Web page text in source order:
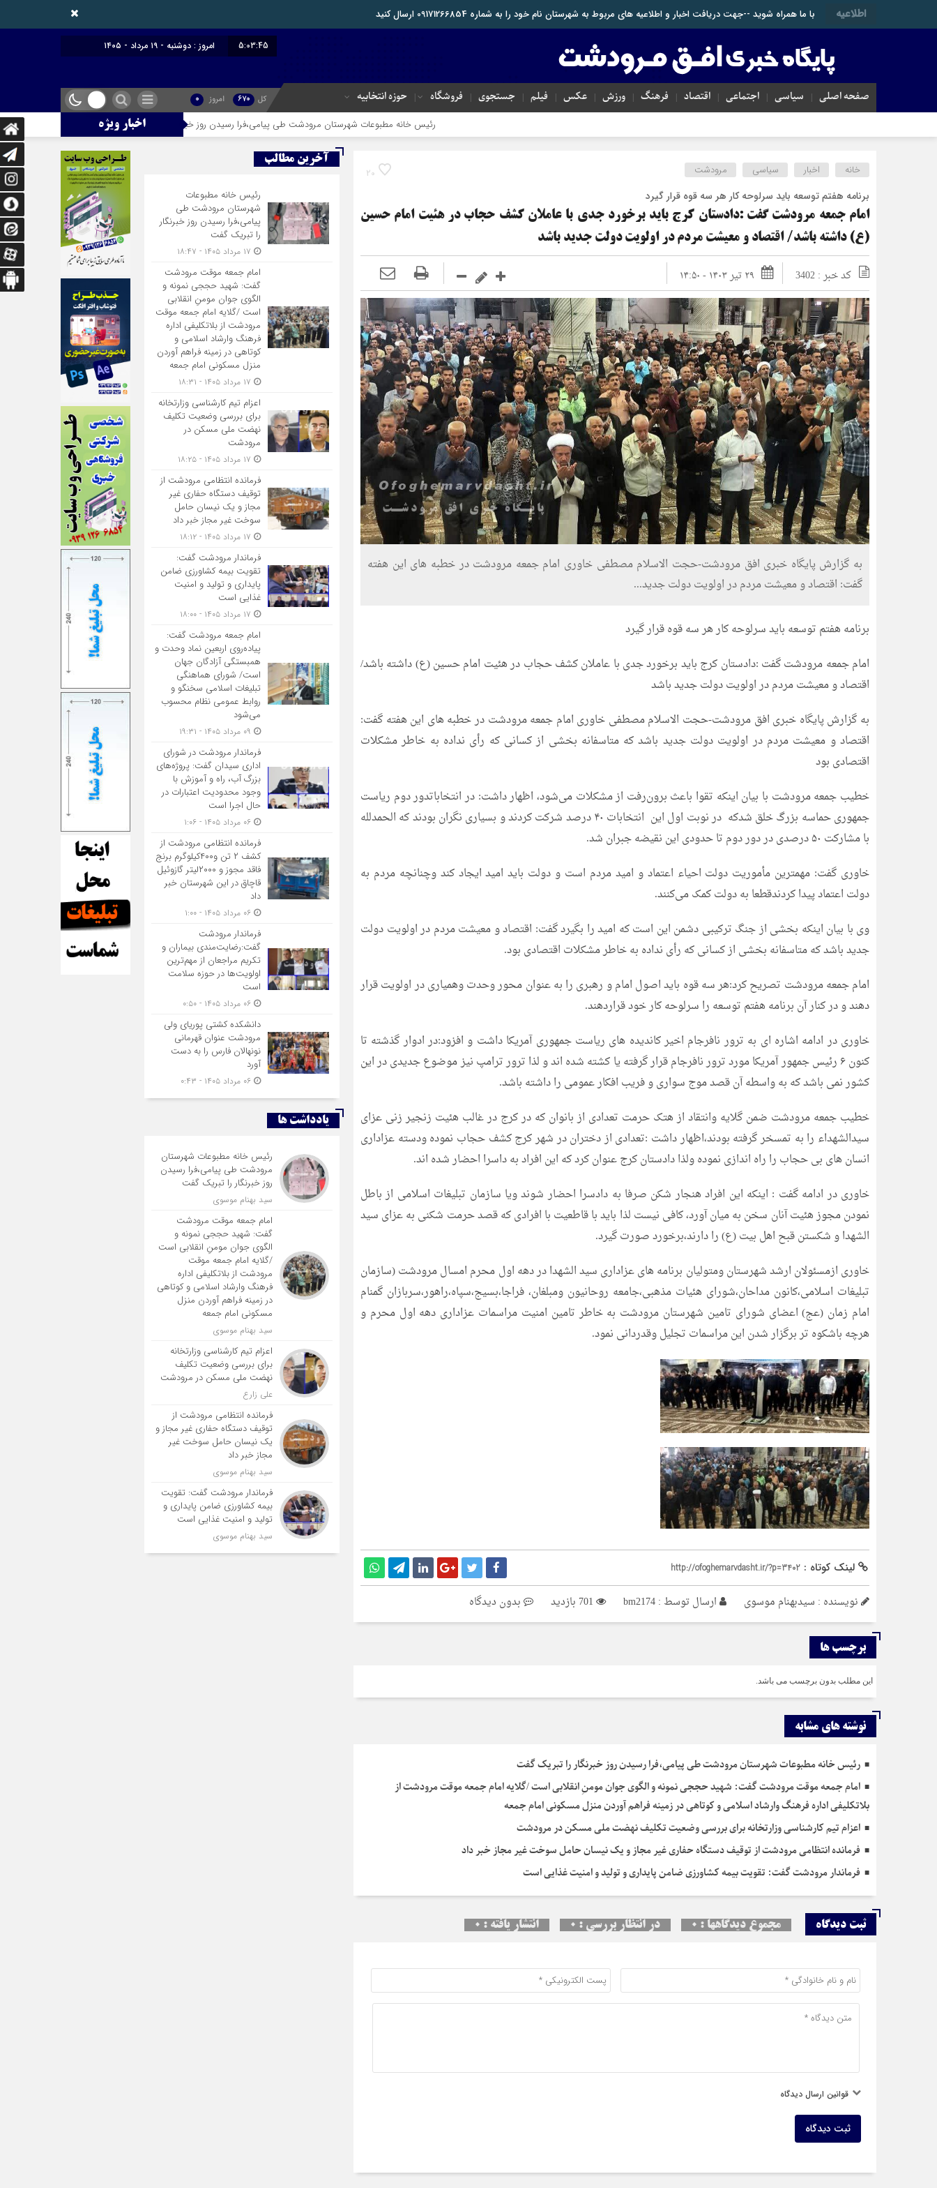
اطلاعیه با ما همراه شوید --جهت دریافت اخبار و اطلاعیه های مربوط به شهرستان نام خود را به شماره 09171266854 ارسال کنید
5:03:46 امروز : دوشنبه - ۱۹ مرداد - ۱۴۰۵
صفحه اصلی سیاسی اجتماعی اقتصاد فرهنگ ورزش عکس فیلم جستجوی فروشگاه حوزه انتخابیه کل 670 امروز 0
اخبار ویژه رئیس خانه مطبوعات شهرستان مرودشت طی پیامی،فرا رسیدن روز خبرنگار را تبریک گفت امام جمعه موقت مرودشت گفت: شهید
20 خانه اخبار سیاسی مرودشت
برنامه هفتم توسعه باید سرلوحه کار هر سه قوه قرار گیرد
امام جمعه مرودشت گفت :دادستان کرج باید برخورد جدی با عاملان کشف حجاب در هئیت امام حسین
(ع) داشته باشد/ اقتصاد و معیشت مردم در اولویت دولت جدید باشد
کد خبر : 3402 ۲۹ تیر ۱۴۰۳ - ۱۴:۵۰
به گزارش پایگاه خبری افق مرودشت-حجت الاسلام مصطفی خاوری امام جمعه مرودشت در خطبه های این هفته
گفت: اقتصاد و معیشت مردم در اولویت دولت جدید...
برنامه هفتم توسعه باید سرلوحه کار هر سه قوه قرار گیرد
امام جمعه مرودشت گفت :دادستان کرج باید برخورد جدی با عاملان کشف حجاب در هئیت امام حسین (ع) داشته باشد/
اقتصاد و معیشت مردم در اولویت دولت جدید باشد
به گزارش پایگاه خبری افق مرودشت-حجت الاسلام مصطفی خاوری امام جمعه مرودشت در خطبه های این هفته گفت:
اقتصاد و معیشت مردم در اولویت دولت جدید باشد که متاسفانه بخشی از کسانی که رأی نداده به خاطر مشکلات
اقتصادی بود
خطیب جمعه مرودشت با بیان اینکه تقوا باعث برون‌رفت از مشکلات می‌شود، اظهار داشت: در انتخاباتدور دوم ریاست
جمهوری حماسه بزرگ خلق شدکه در نوبت اول این انتخابات ۴۰ درصد شرکت کردند و بسیاری نگران بودند که الحمدلله
با مشارکت ۵۰ درصدی در دور دوم تا حدودی این نقیضه جبران شد.
خاوری گفت: مهمترین مأموریت دولت احیاء اعتماد و امید مردم است و دولت باید امید ایجاد کند وچنانچه مردم به
دولت اعتماد پیدا کردندقطعا به دولت کمک می‌کنند.
وی با بیان اینکه بخشی از جنگ ترکیبی دشمن این است که امید را بگیرد گفت: اقتصاد و معیشت مردم در اولویت دولت
جدید باشد که متاسفانه بخشی از کسانی که رأی نداده به خاطر مشکلات اقتصادی بود.
امام جمعه مرودشت تصریح کرد:هر سه قوه باید اصول امام و رهبری را به عنوان محور وحدت وهمیاری در اولویت قرار
دهند و در کنار آن برنامه هفتم توسعه را سرلوحه کار خود قراردهند.
خاوری در ادامه اشاره ای به ترور نافرجام اخیر کاندیده های ریاست جمهوری آمریکا داشت و افزود:در ادوار گذشته تا
کنون ۶ رئیس جمهور آمریکا مورد ترور نافرجام قرار گرفته یا کشته شده اند و لذا ترور ترامپ نیز موضوع جدیدی در این
کشور نمی باشد که به واسطه آن قصد موج سواری و فریب افکار عمومی را داشته باشد.
خطیب جمعه مرودشت ضمن گلایه وانتقاد از هتک حرمت تعدادی از بانوان که در کرج در غالب هئیت زنجیر زنی عزای
سیدالشهداء را به تمسخر گرفته بودند،اظهار داشت :تعدادی از دختران در شهر کرج کشف حجاب نموده ودسته عزاداری
انسان های بی حجاب را راه اندازی نموده ولذا دادستان کرج عنوان کرد که این افراد به داسرا احضار شده اند.
خاوری در ادامه گفت : اینکه این افراد هنجار شکن صرفا به دادسرا احضار شوند ویا سازمان تبلیغات اسلامی از باطل
نمودن مجوز هئیت آنان سخن به میان آورد، کافی نیست لذا باید با قاطعیت با افرادی که قصد حرمت شکنی به عزای سید
الشهدا و شکستن قبح اهل بیت (ع) را دارند،برخورد صورت گیرد.
خاوری ازمسئولان ارشد شهرستان ومتولیان برنامه های عزاداری سید الشهدا در دهه اول محرم امسال مرودشت (سازمان
تبلیغات اسلامی،کانون مداحان،شورای هئیات مذهبی،جامعه روحانیون ومبلغان، فراجا،بسیج،سپاه،راهور،سربازان گمنام
امام زمان (عج) اعضای شورای تامین شهرستان مرودشت به خاطر تامین امنیت مراسمات عزاداری دهه اول محرم و
هرچه باشکوه تر برگزار شدن این مراسمات تجلیل وقدردانی نمود.
لینک کوتاه : http://ofoghemarvdasht.ir/?p=3402
نویسنده : سیدبهنام موسوی ارسال توسط :bm2174 بدون دیدگاه
برچسب ها
این مطلب بدون برچسب می باشد.
نوشته های مشابه
رئیس خانه مطبوعات شهرستان مرودشت طی پیامی،فرا رسیدن روز خبرنگار را تبریک گفت
امام جمعه موقت مرودشت گفت: شهید حججی نمونه و الگوی جوان مومنِ انقلابی است /گلایه امام جمعه موقت مرودشت از
بلاتکلیفی اداره فرهنگ وارشاد اسلامی و کوتاهی در زمینه فراهم آوردن منزل مسکونی امام جمعه
اعزام تیم کارشناسی وزارتخانه برای بررسی وضعیت تکلیف نهضت ملی مسکن در مرودشت
فرمانده انتظامی مرودشت از توقیف دستگاه حفاری غیر مجاز و یک نیسان حامل سوخت غیر مجاز خبر داد
فرماندار مرودشت گفت: تقویت بیمه کشاورزی ضامن پایداری و تولید و امنیت غذایی است
ثبت دیدگاه مجموع دیدگاهها : 0 در انتظار بررسی : 0 انتشار یافته : 0
قوانین ارسال دیدگاه
ثبت دیدگاه
آخرین مطالب
رئیس خانه مطبوعات
شهرستان مرودشت طی
پیامی،فرا رسیدن روز خبرنگار
را تبریک گفت
امام جمعه موقت مرودشت
گفت: شهید حججی نمونه و
الگوی جوان مومنِ انقلابی
است /گلایه امام جمعه موقت
مرودشت از بلاتکلیفی اداره
فرهنگ وارشاد اسلامی و
کوتاهی در زمینه فراهم آوردن
منزل مسکونی امام جمعه
اعزام تیم کارشناسی وزارتخانه
برای بررسی وضعیت تکلیف
نهضت ملی مسکن در
مرودشت
فرمانده انتظامی مرودشت از
توقیف دستگاه حفاری غیر
مجاز و یک نیسان حامل
سوخت غیر مجاز خبر داد
فرماندار مرودشت گفت:
تقویت بیمه کشاورزی ضامن
پایداری و تولید و امنیت
غذایی است
امام جمعه مرودشت گفت:
پیاده‌روی اربعین نماد وحدت و
همبستگی آزادگان جهان
است/ شورای هماهنگی
تبلیغات اسلامی سخنگو و
روابط عمومی نظام محسوب
می‌شود
فرماندار مرودشت در شورای
اداری سیدان گفت: پروژه‌های
بزرگ آب، راه و آموزش با
وجود محدودیت اعتبارات در
حال اجرا است
فرمانده انتظامي مرودشت از
کشف ۲ تن و۴۰۰کیلوگرم برنج
فاقد مجوز و ۲۰۰۰لیتر گازوئیل
قاچاق در اين شهرستان خبر
داد
فرماندار مرودشت
گفت:رضایت‌مندی بیماران و
تکریم مراجعان از مهم‌ترین
اولویت‌ها در حوزه سلامت
است
دانشکده کشتی پوریای ولی
مرودشت عنوان قهرمانی
نونهالان فارس را به دست
آورد
یادداشت ها
رئیس خانه مطبوعات شهرستان
مرودشت طی پیامی،فرا رسیدن
روز خبرنگار را تبریک گفت
سید بهنام موسوی
امام جمعه موقت مرودشت
گفت: شهید حججی نمونه و
الگوی جوان مومنِ انقلابی است
/گلایه امام جمعه موقت
مرودشت از بلاتکلیفی اداره
فرهنگ وارشاد اسلامی و کوتاهی
در زمینه فراهم آوردن منزل
مسکونی امام جمعه
سید بهنام موسوی
اعزام تیم کارشناسی وزارتخانه
برای بررسی وضعیت تکلیف
نهضت ملی مسکن در مرودشت
علی زارع
فرمانده انتظامی مرودشت از
توقیف دستگاه حفاری غیر مجاز و
یک نیسان حامل سوخت غیر
مجاز خبر داد
سید بهنام موسوی
فرماندار مرودشت گفت: تقویت
بیمه کشاورزی ضامن پایداری و
تولید و امنیت غذایی است
سید بهنام موسوی